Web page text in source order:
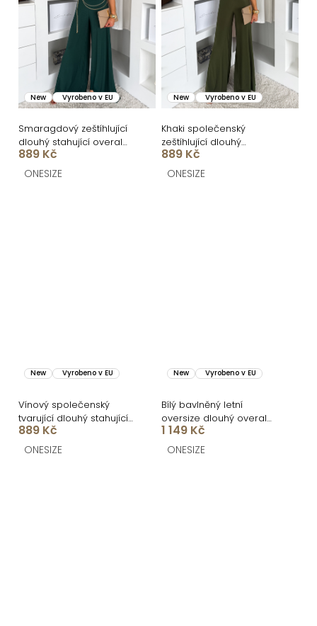
New Vyrobeno v EU
Smaragdový zeštíhlující
dlouhý stahující overal
TRISERA
889 Kč
ONESIZE
New Vyrobeno v EU
Khaki společenský
zeštíhlující dlouhý
stahující overal TRISERA
889 Kč
ONESIZE
New Vyrobeno v EU
Vínový společenský
tvarující dlouhý stahující
overal TRISERA
889 Kč
ONESIZE
New Vyrobeno v EU
Bílý bavlněný letní
oversize dlouhý overal
VALENCA
1 149 Kč
ONESIZE